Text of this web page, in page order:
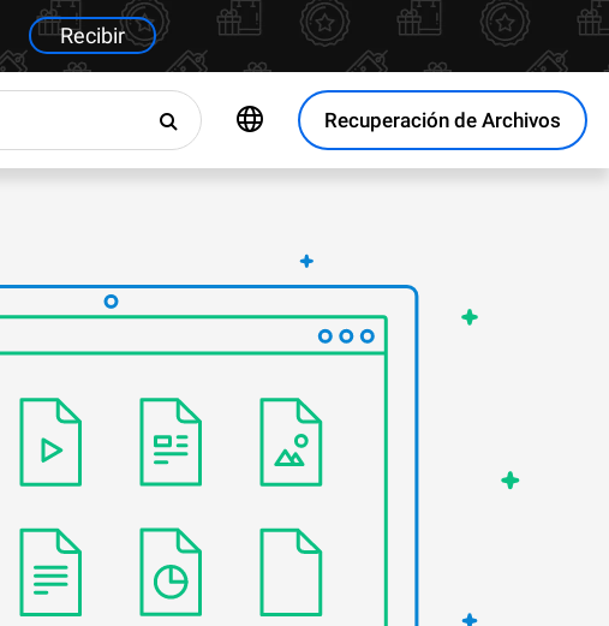
Recibir
Recuperación de Archivos